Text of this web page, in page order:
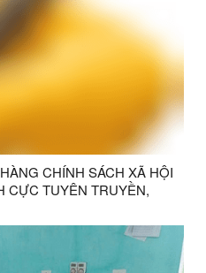
CHÍNH SÁCH XÃ HỘI
CỰC TUYÊN TRUYỀN,